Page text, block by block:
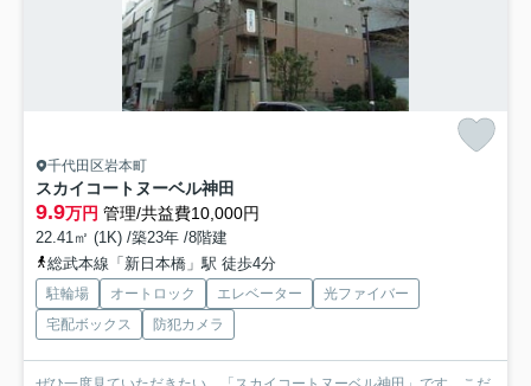
千代田区岩本町
スカイコートヌーベル神田
9.9万円 管理/共益費10,000円
22.41㎡ (1K) /築23年 /8階建
総武本線「新日本橋」駅 徒歩4分
駐輪場 オートロック エレベーター
光ファイバー
宅配ボックス
防犯カメラ